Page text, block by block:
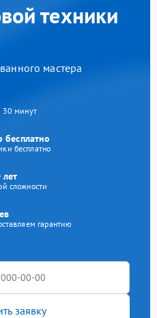
техники
мастера
30 минут
бесплатно
бесплатно
сложности
гарантию
заявку